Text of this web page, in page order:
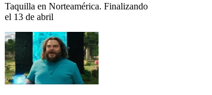
Taquilla en Norteamérica. Finalizando
el 13 de abril